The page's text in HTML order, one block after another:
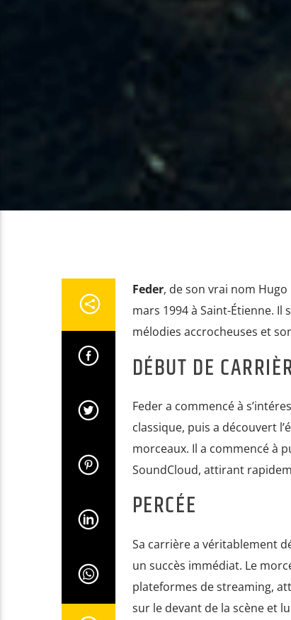
Feder, de son vrai nom
mars 1994 à Saint-Étienne.
mélodies accrocheuses et
DÉBUT DE
Feder a commencé à
classique, puis a découvert
morceaux. Il a commencé à
SoundCloud, attirant
PERCÉE
Sa carrière a véritablement
un succès immédiat. Le
plateformes de streaming,
sur le devant de la scène et